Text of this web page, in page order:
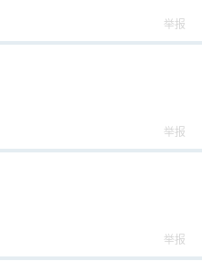
举报
举报
举报